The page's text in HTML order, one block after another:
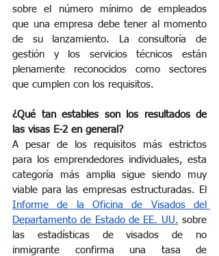
sobre el número mínimo de empleados
que una empresa debe tener al momento
de su lanzamiento. La consultoría de
gestión y los servicios técnicos están
plenamente reconocidos como sectores
que cumplen con los requisitos.
¿Qué tan estables son los resultados de
las visas E-2 en general?
A pesar de los requisitos más estrictos
para los emprendedores individuales, esta
categoría más amplia sigue siendo muy
viable para las empresas estructuradas. El
Informe de la Oficina de Visados del
Departamento de Estado de EE. UU. sobre
las estadísticas de visados de no
inmigrante confirma una tasa de